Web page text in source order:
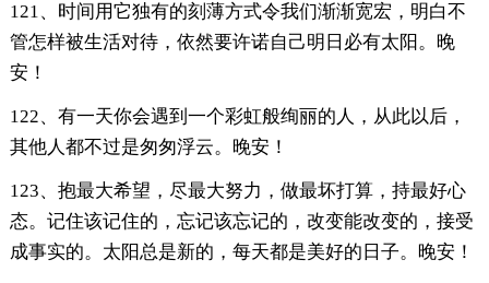
121、时间用它独有的刻薄方式令我们渐渐宽宏，明白不
管怎样被生活对待，依然要许诺自己明日必有太阳。晚
安！
122、有一天你会遇到一个彩虹般绚丽的人，从此以后，
其他人都不过是匆匆浮云。晚安！
123、抱最大希望，尽最大努力，做最坏打算，持最好心
态。记住该记住的，忘记该忘记的，改变能改变的，接受
成事实的。太阳总是新的，每天都是美好的日子。晚安！